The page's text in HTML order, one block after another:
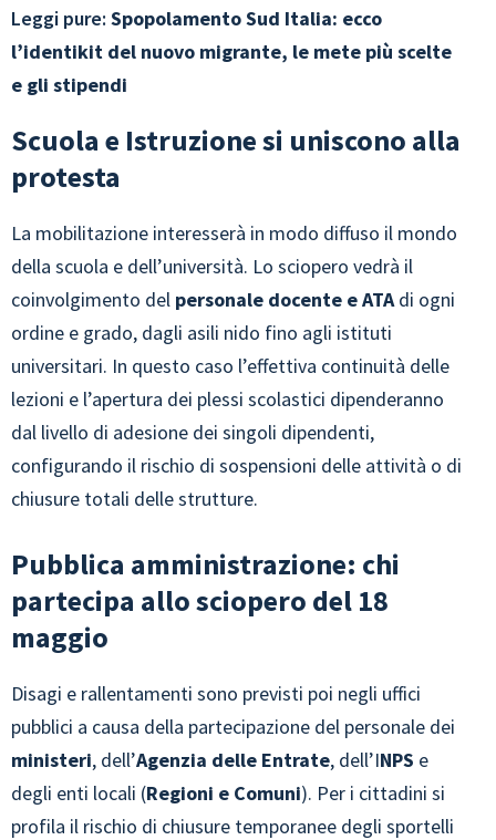
Leggi pure: Spopolamento Sud Italia: ecco
l’identikit del nuovo migrante, le mete più scelte
e gli stipendi
Scuola e Istruzione si uniscono alla
protesta
La mobilitazione interesserà in modo diffuso il mondo
della scuola e dell’università. Lo sciopero vedrà il
coinvolgimento del personale docente e ATAdi ogni
ordine e grado, dagli asili nido fino agli istituti
universitari. In questo caso l’effettiva continuità delle
lezioni e l’apertura dei plessi scolastici dipenderanno
dal livello di adesione dei singoli dipendenti,
configurando il rischio di sospensioni delle attività o di
chiusure totali delle strutture.
Pubblica amministrazione: chi
partecipa allo sciopero del 18
maggio
Disagi e rallentamenti sono previsti poi negli uffici
pubblici a causa della partecipazione del personale dei
ministeri, dell’Agenzia delle Entrate, dell’INPS e
degli enti locali (Regioni e Comuni). Per i cittadini si
profila il rischio di chiusure temporanee degli sportelli